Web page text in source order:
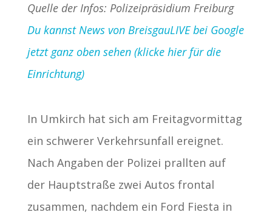
Quelle der Infos: Polizeipräsidium Freiburg
Du kannst News von BreisgauLIVE bei Google
jetzt ganz oben sehen (klicke hier für die
Einrichtung)
In Umkirch hat sich am Freitagvormittag
ein schwerer Verkehrsunfall ereignet.
Nach Angaben der Polizei prallten auf
der Hauptstraße zwei Autos frontal
zusammen, nachdem ein Ford Fiesta in